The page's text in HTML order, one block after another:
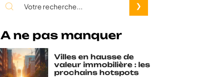
A ne pas manquer
Villes en hausse de
valeur immobilière : les
prochains hotspots